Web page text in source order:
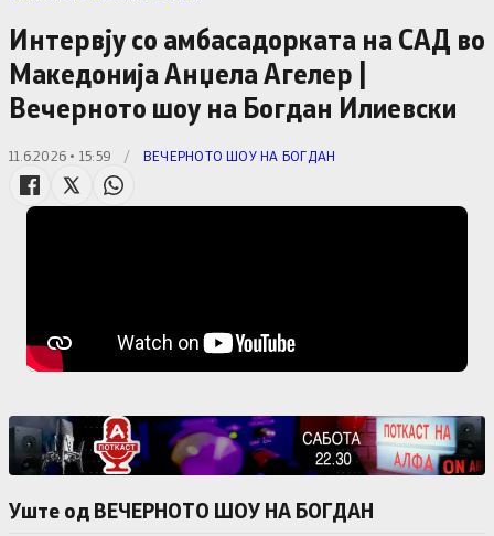
Интервју со амбасадорката на САД во
Македонија Анџела Агелер |
Вечерното шоу на Богдан Илиевски
11.6.2026 • 15:59 / ВЕЧЕРНОТО ШОУ НА БОГДАН
Уште од ВЕЧЕРНОТО ШОУ НА БОГДАН